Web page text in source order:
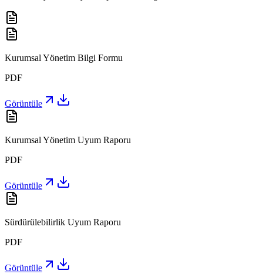
Kurumsal Yönetim Bilgi Formu
PDF
Görüntüle
Kurumsal Yönetim Uyum Raporu
PDF
Görüntüle
Sürdürülebilirlik Uyum Raporu
PDF
Görüntüle